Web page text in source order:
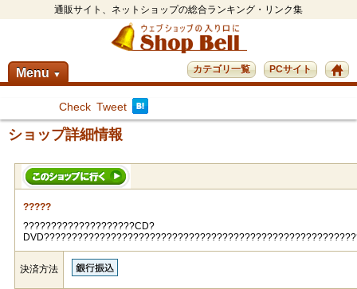
通販サイト、ネットショップの総合ランキング・リンク集
Menu ▼ PCサイト
カテゴリ一覧
Check Tweet
ショップ詳細情報
?????
????????????????????CD?
決済方法